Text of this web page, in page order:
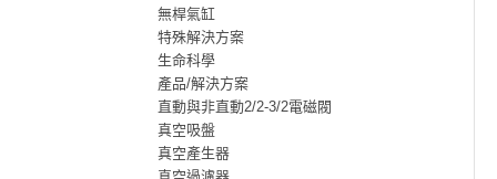
無桿氣缸
特殊解決方案
生命科學
產品/解決方案
直動與非直動2/2-3/2電磁閥
真空吸盤
真空產生器